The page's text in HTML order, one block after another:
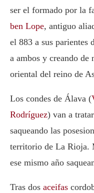
ser el formado por la
ben Lope, antiguo
el 883 a sus parientes
a ambos y creando de
oriental del reino de
Los condes de Álava (
Rodríguez) van a
saqueando las
territorio de La Rioja.
ese mismo año
Tras dos aceifas